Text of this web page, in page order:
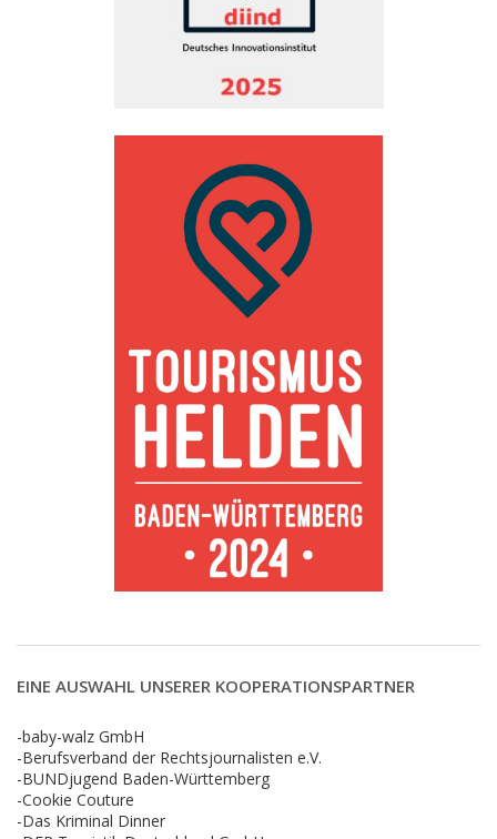
EINE AUSWAHL UNSERER KOOPERATIONSPARTNER
-baby-walz GmbH
-Berufsverband der Rechtsjournalisten e.V.
-BUNDjugend Baden-Württemberg
-Cookie Couture
-Das Kriminal Dinner